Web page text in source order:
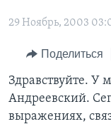
основной
навигации
Перейти
поиск
ИТОГИ
ПОЧЕМУ ЭТО
ДИСКУССИЯ VOA
ДЕТАЛИ
НАША
А КАК В АМЕРИКЕ?
АРТЕФАКТЫ
АМЕРИКАНСКИЕ
ИНТЕРВЬЮ
ФАКТЫ ПРОТИВ
ЗА СВОБОДУ
УЧИМ
29 Ноябрь, 2003
Поделиться
Здравствуйте. У
Андреевский.
выражениях,